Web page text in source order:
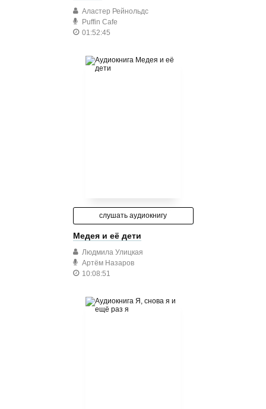
Аластер Рейнольдс
Puffin Cafe
01:52:45
слушать аудиокнигу
Медея и её дети
Людмила Улицкая
Артём Назаров
10:08:51